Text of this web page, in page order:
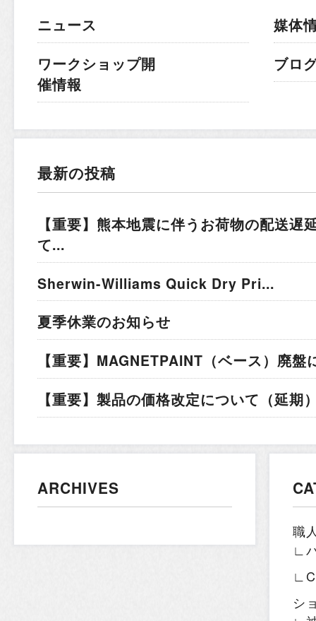
ニュース
ワークショップ開
催情報
媒体
ブロ
最新の投稿
【重要】熊本地震に伴うお荷物の配送遅
て...
Sherwin-Williams Quick Dry Pri...
夏季休業のお知らせ
【重要】MAGNETPAINT（ベース）廃
【重要】製品の価格改定について（延期
ARCHIVES
職
∟
シ